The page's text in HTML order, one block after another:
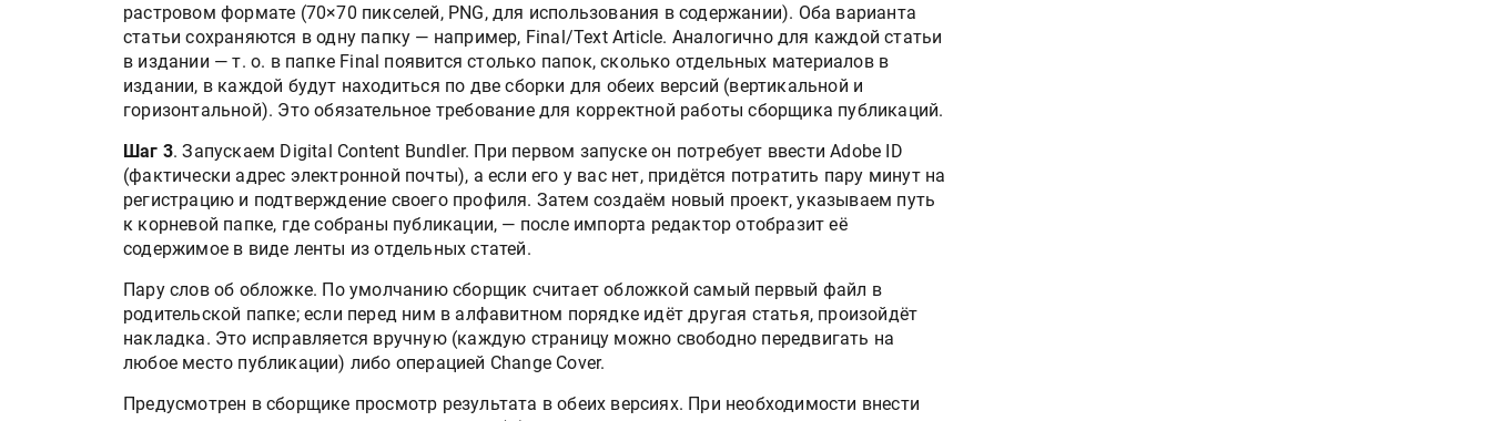
растровом формате (70×70 пикселей, PNG, для использования в содержании). Оба варианта
статьи сохраняются в одну папку — например, Final/Text Article. Аналогично для каждой статьи
в издании — т. о. в папке Final появится столько папок, сколько отдельных материалов в
издании, в каждой будут находиться по две сборки для обеих версий (вертикальной и
горизонтальной). Это обязательное требование для корректной работы сборщика публикаций.
Шаг 3. Запускаем Digital Content Bundler. При первом запуске он потребует ввести Adobe ID
(фактически адрес электронной почты), а если его у вас нет, придётся потратить пару минут на
регистрацию и подтверждение своего профиля. Затем создаём новый проект, указываем путь
к корневой папке, где собраны публикации, — после импорта редактор отобразит её
содержимое в виде ленты из отдельных статей.
Пару слов об обложке. По умолчанию сборщик считает обложкой самый первый файл в
родительской папке; если перед ним в алфавитном порядке идёт другая статья, произойдёт
накладка. Это исправляется вручную (каждую страницу можно свободно передвигать на
любое место публикации) либо операцией Change Cover.
Предусмотрен в сборщике просмотр результата в обеих версиях. При необходимости внести